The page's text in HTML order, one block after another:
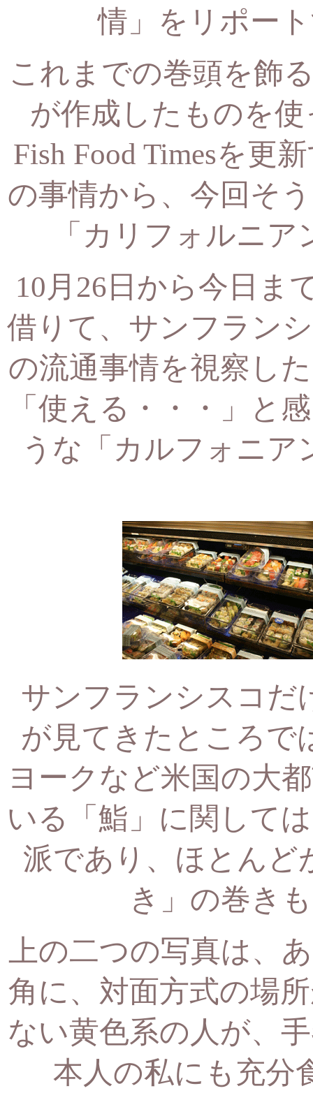
情」をリポー
これまでの巻頭を飾
が作成したものを
Fish Food Timesを更
の事情から、 今回そ
「カリフォルニ
10月26日から今日ま
借りて、 サンフラン
の流通事情を視察し
「使える・・・」と
うな「カルフォニア
サンフランシスコだ
が見てきたところで
ヨークなど米国の大
いる「鮨」に関して
派であり、 ほとんど
き」の巻き
上の二つの写真は、
角に、 対面方式の場
ない黄色系の人が、
本人の私にも充分